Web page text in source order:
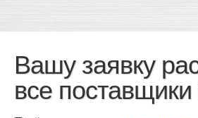
Вашу заявку
все поставщики